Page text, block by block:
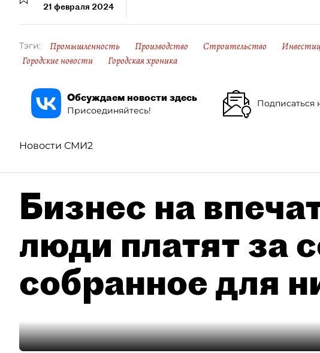
21 февраля 2024
Тэги: Промышленность Производство Строительство
Городские новости
Городская хроника
Обсуждаем новости здесь
Присоединяйтесь!
Подписаться
Новости СМИ2
Бизнес на
люди платят за
собранное для